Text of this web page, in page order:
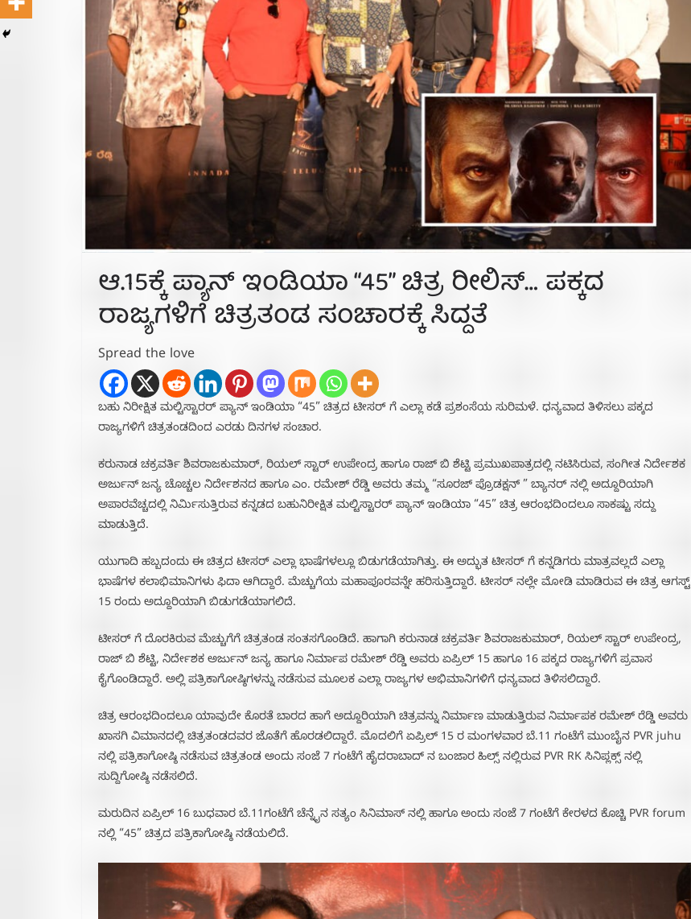
ಆ.15ಕ್ಕೆ ಪ್ಯಾನ್ ಇಂಡಿಯಾ “45” ಚಿತ್ರ ರೀಲಿಸ್… ಪಕ್ಕದ
ರಾಜ್ಯಗಳಿಗೆ ಚಿತ್ರತಂಡ ಸಂಚಾರಕ್ಕೆ ಸಿದ್ದತೆ
Spread the love
ಬಹು ನಿರೀಕ್ಷಿತ ಮಲ್ಟಿಸ್ಟಾರರ್ ಪ್ಯಾನ್ ಇಂಡಿಯಾ “45” ಚಿತ್ರದ ಟೀಸರ್ ಗೆ ಎಲ್ಲಾ ಕಡೆ ಪ್ರಶಂಸೆಯ ಸುರಿಮಳೆ. ಧನ್ಯವಾದ ತಿಳಿಸಲು ಪಕ್ಕದ
ರಾಜ್ಯಗಳಿಗೆ ಚಿತ್ರತಂಡದಿಂದ ಎರಡು ದಿನಗಳ ಸಂಚಾರ.
ಕರುನಾಡ ಚಕ್ರವರ್ತಿ ಶಿವರಾಜಕುಮಾರ್, ರಿಯಲ್ ಸ್ಟಾರ್ ಉಪೇಂದ್ರ ಹಾಗೂ ರಾಜ್ ಬಿ ಶೆಟ್ಟಿ ಪ್ರಮುಖಪಾತ್ರದಲ್ಲಿ ನಟಿಸಿರುವ, ಸಂಗೀತ ನಿರ್ದೇಶಕ
ಅರ್ಜುನ್ ಜನ್ಯ ಚೊಚ್ಚಲ ನಿರ್ದೇಶನದ ಹಾಗೂ ಎಂ. ರಮೇಶ್ ರೆಡ್ಡಿ ಅವರು ತಮ್ಮ “ಸೂರಜ್ ಪ್ರೊಡಕ್ಷನ್ ” ಬ್ಯಾನರ್ ನಲ್ಲಿ ಅದ್ದೂರಿಯಾಗಿ
ಅಪಾರವೆಚ್ಚದಲ್ಲಿ ನಿರ್ಮಿಸುತ್ತಿರುವ ಕನ್ನಡದ ಬಹುನಿರೀಕ್ಷಿತ ಮಲ್ಟಿಸ್ಟಾರರ್ ಪ್ಯಾನ್ ಇಂಡಿಯಾ “45” ಚಿತ್ರ ಆರಂಭದಿಂದಲೂ ಸಾಕಷ್ಟು ಸದ್ದು
ಮಾಡುತ್ತಿದೆ.
ಯುಗಾದಿ ಹಬ್ಬದಂದು ಈ ಚಿತ್ರದ ಟೀಸರ್ ಎಲ್ಲಾ ಭಾಷೆಗಳಲ್ಲೂ ಬಿಡುಗಡೆಯಾಗಿತ್ತು. ಈ ಅದ್ಭುತ ಟೀಸರ್ ಗೆ ಕನ್ನಡಿಗರು ಮಾತ್ರವಲ್ಲದೆ ಎಲ್ಲಾ
ಭಾಷೆಗಳ ಕಲಾಭಿಮಾನಿಗಳು ಫಿದಾ ಆಗಿದ್ದಾರೆ. ಮೆಚ್ಚುಗೆಯ ಮಹಾಪೂರವನ್ನೇ ಹರಿಸುತ್ತಿದ್ದಾರೆ. ಟೀಸರ್ ನಲ್ಲೇ ಮೋಡಿ ಮಾಡಿರುವ ಈ ಚಿತ್ರ ಆಗಸ್ಟ್
15 ರಂದು ಅದ್ದೂರಿಯಾಗಿ ಬಿಡುಗಡೆಯಾಗಲಿದೆ.
ಟೀಸರ್ ಗೆ ದೊರಕಿರುವ ಮೆಚ್ಚುಗೆಗೆ ಚಿತ್ರತಂಡ ಸಂತಸಗೊಂಡಿದೆ‌. ಹಾಗಾಗಿ ಕರುನಾಡ ಚಕ್ರವರ್ತಿ ಶಿವರಾಜಕುಮಾರ್, ರಿಯಲ್ ಸ್ಟಾರ್ ಉಪೇಂದ್ರ,
ರಾಜ್ ಬಿ ಶೆಟ್ಟಿ, ನಿರ್ದೇಶಕ ಅರ್ಜುನ್ ಜನ್ಯ ಹಾಗೂ ನಿರ್ಮಾಪ ರಮೇಶ್ ರೆಡ್ಡಿ ಅವರು ಏಪ್ರಿಲ್ 15 ಹಾಗೂ 16 ಪಕ್ಕದ ರಾಜ್ಯಗಳಿಗೆ ಪ್ರವಾಸ
ಕೈಗೊಂಡಿದ್ದಾರೆ. ಅಲ್ಲಿ ಪತ್ರಿಕಾಗೋಷ್ಠಿಗಳನ್ನು ನಡೆಸುವ ಮೂಲಕ ಎಲ್ಲಾ ರಾಜ್ಯಗಳ ಅಭಿಮಾನಿಗಳಿಗೆ ಧನ್ಯವಾದ ತಿಳಿಸಲಿದ್ದಾರೆ.
ಚಿತ್ರ ಆರಂಭದಿಂದಲೂ ಯಾವುದೇ ಕೊರತೆ ಬಾರದ ಹಾಗೆ ಅದ್ದೂರಿಯಾಗಿ ಚಿತ್ರವನ್ನು ನಿರ್ಮಾಣ ಮಾಡುತ್ತಿರುವ ನಿರ್ಮಾಪಕ ರಮೇಶ್ ರೆಡ್ಡಿ ಅವರು
ಖಾಸಗಿ ವಿಮಾನದಲ್ಲಿ ಚಿತ್ರತಂಡದವರ ಜೊತೆಗೆ ಹೊರಡಲಿದ್ದಾರೆ. ಮೊದಲಿಗೆ ಏಪ್ರಿಲ್ 15 ರ ಮಂಗಳವಾರ ಬೆ.11 ಗಂಟೆಗೆ ಮುಂಬೈನ PVR juhu
ನಲ್ಲಿ ಪತ್ರಿಕಾಗೋಷ್ಠಿ ನಡೆಸುವ ಚಿತ್ರತಂಡ ಅಂದು ಸಂಜೆ 7 ಗಂಟೆಗೆ ಹೈದರಾಬಾದ್ ನ ಬಂಜಾರ ಹಿಲ್ಸ್ ನಲ್ಲಿರುವ PVR RK ಸಿನಿಪ್ಲಕ್ಸ್ ನಲ್ಲಿ
ಸುದ್ದಿಗೋಷ್ಠಿ ನಡೆಸಲಿದೆ.
ಮರುದಿನ ಏಪ್ರಿಲ್ 16 ಬುಧವಾರ ಬೆ.11ಗಂಟೆಗೆ ಚೆನ್ನೈನ ಸತ್ಯಂ ಸಿನಿಮಾಸ್ ನಲ್ಲಿ ಹಾಗೂ ಅಂದು ಸಂಜೆ 7 ಗಂಟೆಗೆ ಕೇರಳದ ಕೊಚ್ಚಿ PVR forum
ನಲ್ಲಿ “45” ಚಿತ್ರದ ಪತ್ರಿಕಾಗೋಷ್ಠಿ ನಡೆಯಲಿದೆ.